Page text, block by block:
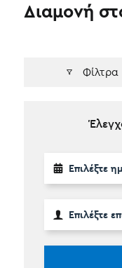
Φίλτρα
Διαμονή